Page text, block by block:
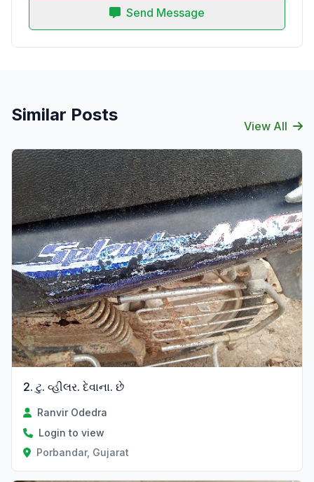
Send Message
Similar Posts
View All
2. ટુ. વ્હીલર. દેવાના. છે
Ranvir Odedra
Login to view
Porbandar, Gujarat